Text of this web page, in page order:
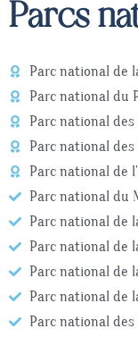
Parcs
Parc national de
Parc national du
Parc national des
Parc national des
Parc national de
Parc national du
Parc national de
Parc national de
Parc national de
Parc national de
Parc national